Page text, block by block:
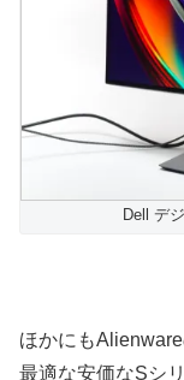
Dell デ
ほかにも
最適な安価なSシ